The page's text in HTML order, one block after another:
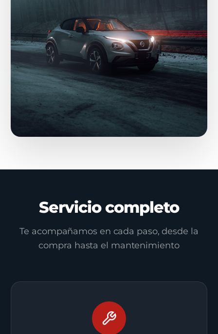
Servicio completo
Te acompañamos en cada paso, desde la
compra hasta el mantenimiento